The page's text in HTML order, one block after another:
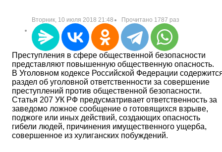
Вторник, 10 июля 2018 21:48 Прочитано 1787 раз
Преступления в сфере общественной безопасности
представляют повышенную общественную опасность.
В Уголовном кодексе Российской Федерации
раздел об уголовной ответственности за совершение
преступлений против общественной безопасности.
Статья 207 УК РФ предусматривает ответственность за
заведомо ложное сообщение о готовящихся взрыве,
поджоге или иных действий, создающих опасность
гибели людей, причинения имущественного ущерба,
совершенное из хулиганских побуждений.